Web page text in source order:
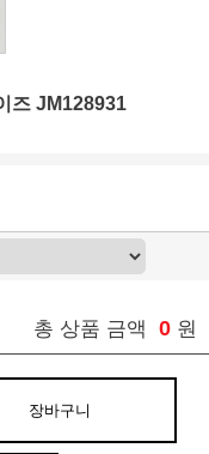
즈 JM128931
총 상품 금액 0 원
장바구니